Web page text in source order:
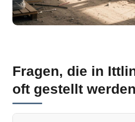
Fragen, die in
oft gestellt werden